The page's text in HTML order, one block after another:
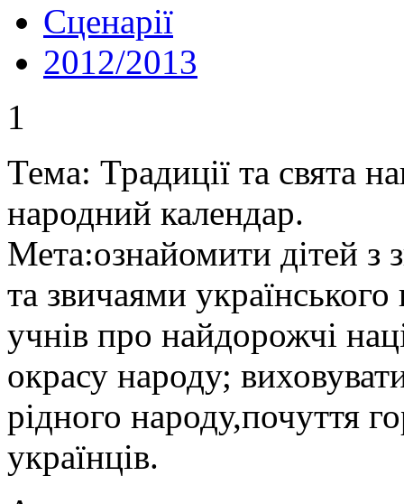
Сценарії
2012/2013
1
Тема: Традиції та свята
народний календар.
Мета:ознайомити дітей
та звичаями
учнів про найдорожчі
окрасу народу;
рідного народу,почуття
українців.